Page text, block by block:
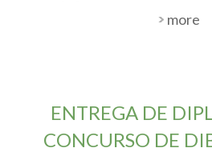
more
ENTREGA DE
CONCURSO DE